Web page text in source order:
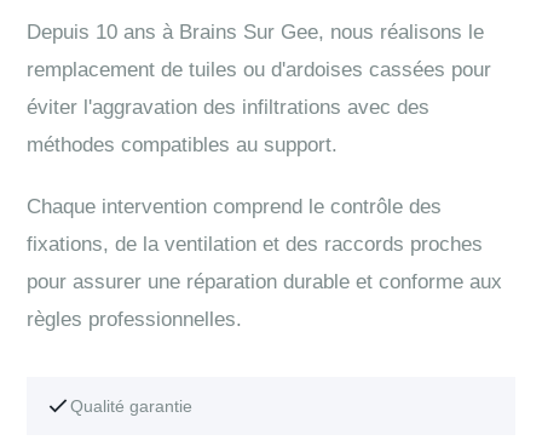
Depuis 10 ans à Brains Sur Gee, nous réalisons le
remplacement de tuiles ou d'ardoises cassées pour
éviter l'aggravation des infiltrations avec des
méthodes compatibles au support.
Chaque intervention comprend le contrôle des
fixations, de la ventilation et des raccords proches
pour assurer une réparation durable et conforme aux
règles professionnelles.
Qualité garantie